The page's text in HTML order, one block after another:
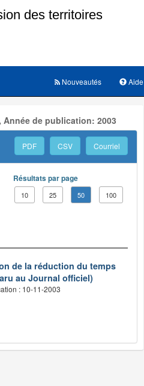
Aide
Nouveautés
Année de publication: 2003
PDF CSV Courriel
Résultats par page
10 25 50 100
de la réduction du temps
au Journal officiel)
: 10-11-2003